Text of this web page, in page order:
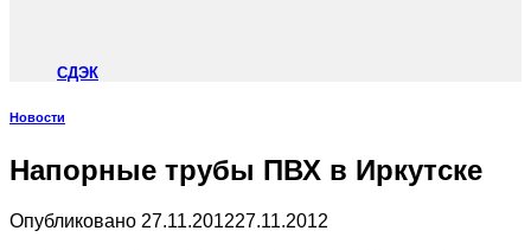
СДЭК
Новости
Напорные трубы ПВХ в Иркутске
Опубликовано 27.11.201227.11.2012